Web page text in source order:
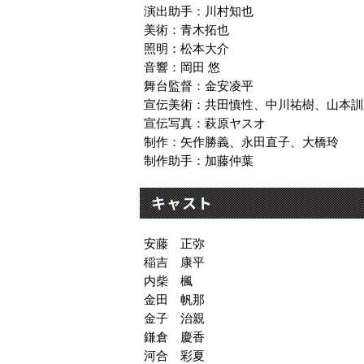
演出助手：川村知也
美術：青木拓也
照明：松本大介
音響：岡田 悠
舞台監督：金安凌平
宣伝美術：共田慎性、中川祐樹、山本
宣伝写真：萩原ヤスオ
制作：矢作勝義、永田直子、大橋玲
制作助手：加藤仲葉
キャスト
安藤 正弥
稲吉 康平
内柴 楓
金田 帆那
金子 治親
鎌倉 慶香
河合 彩夏